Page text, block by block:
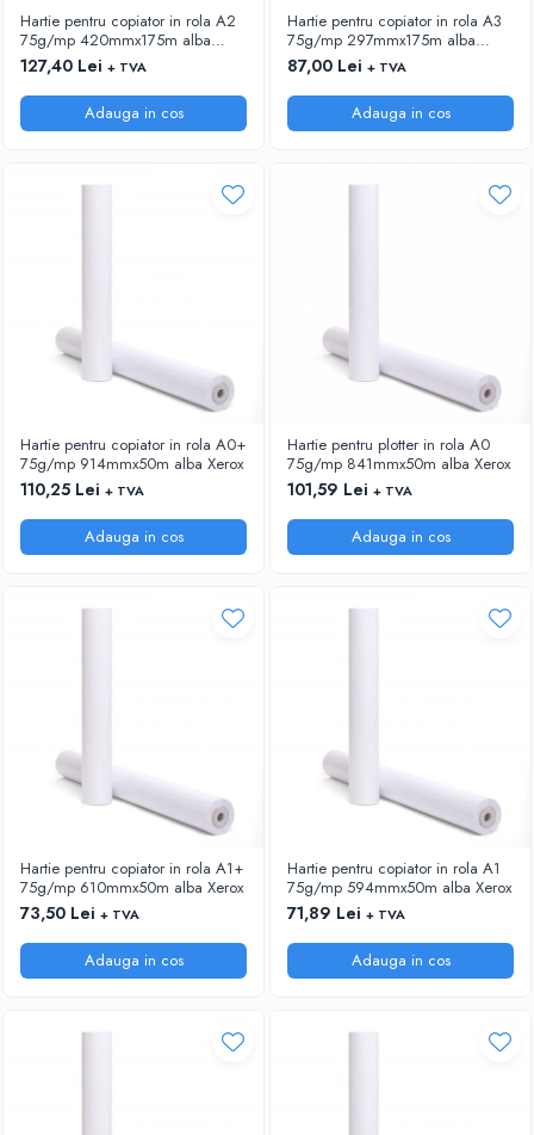
Hartie pentru copiator in rola A2
75g/mp 420mmx175m alba
Xerox
127,40 Lei + TVA
Adauga in cos
Hartie pentru copiator in rola A3
75g/mp 297mmx175m alba
Xerox
87,00 Lei + TVA
Adauga in cos
Hartie pentru copiator in rola A0+
75g/mp 914mmx50m alba Xerox
110,25 Lei + TVA
Adauga in cos
Hartie pentru plotter in rola A0
75g/mp 841mmx50m alba Xerox
101,59 Lei + TVA
Adauga in cos
Hartie pentru copiator in rola A1+
75g/mp 610mmx50m alba Xerox
73,50 Lei + TVA
Adauga in cos
Hartie pentru copiator in rola A1
75g/mp 594mmx50m alba Xerox
71,89 Lei + TVA
Adauga in cos